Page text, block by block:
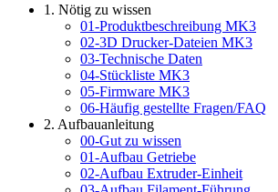
1. Nötig zu wissen
01-Produktbeschreibung MK3
02-3D Drucker-Dateien MK3
03-Technische Daten
04-Stückliste MK3
05-Firmware MK3
06-Häufig gestellte Fragen/FAQ
2. Aufbauanleitung
00-Gut zu wissen
01-Aufbau Getriebe
02-Aufbau Extruder-Einheit